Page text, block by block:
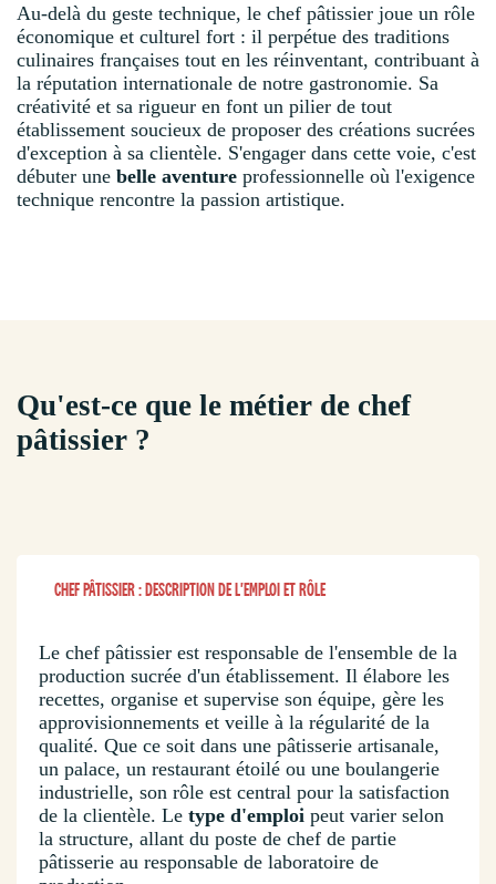
Au-delà du geste technique, le chef pâtissier joue un rôle
économique et culturel fort : il perpétue des traditions
culinaires françaises tout en les réinventant, contribuant à
la réputation internationale de notre gastronomie. Sa
créativité et sa rigueur en font un pilier de tout
établissement soucieux de proposer des créations sucrées
d'exception à sa clientèle. S'engager dans cette voie, c'est
débuter une belle aventure professionnelle où l'exigence
technique rencontre la passion artistique.
Qu'est-ce que le métier de chef
pâtissier ?
CHEF PÂTISSIER : DESCRIPTION DE L'EMPLOI ET RÔLE
Le chef pâtissier est responsable de l'ensemble de la
production sucrée d'un établissement. Il élabore les
recettes, organise et supervise son équipe, gère les
approvisionnements et veille à la régularité de la
qualité. Que ce soit dans une pâtisserie artisanale,
un palace, un restaurant étoilé ou une boulangerie
industrielle, son rôle est central pour la satisfaction
de la clientèle. Le type d'emploi peut varier selon
la structure, allant du poste de chef de partie
pâtisserie au responsable de laboratoire de